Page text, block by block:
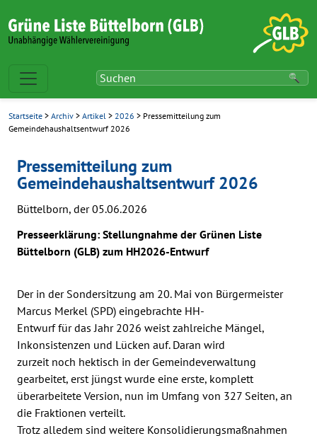
Startseite > Archiv > Artikel > 2026 > Pressemitteilung zum
Gemeindehaushaltsentwurf 2026
Pressemitteilung zum
Gemeindehaushaltsentwurf 2026
Büttelborn, der 05.06.2026
Presseerklärung: Stellungnahme der Grünen Liste
Büttelborn (GLB) zum HH2026-Entwurf
Der in der Sondersitzung am 20. Mai von Bürgermeister
Marcus Merkel (SPD) eingebrachte HH-
Entwurf für das Jahr 2026 weist zahlreiche Mängel,
Inkonsistenzen und Lücken auf. Daran wird
zurzeit noch hektisch in der Gemeindeverwaltung
gearbeitet, erst jüngst wurde eine erste, komplett
überarbeitete Version, nun im Umfang von 327 Seiten, an
die Fraktionen verteilt.
Trotz alledem sind weitere Konsolidierungsmaßnahmen